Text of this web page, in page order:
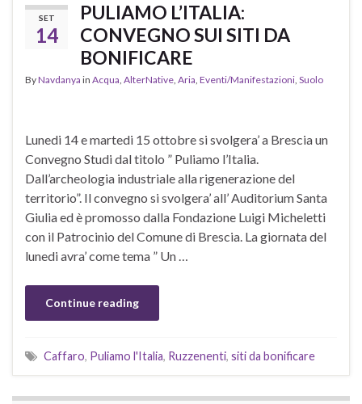
SET
14
PULIAMO L’ITALIA:
CONVEGNO SUI SITI DA
BONIFICARE
ByNavdanya in Acqua, AlterNative, Aria, Eventi/Manifestazioni, Suolo
Lunedi 14 e martedi 15 ottobre si svolgera’ a Brescia un
Convegno Studi dal titolo ” Puliamo l’Italia.
Dall’archeologia industriale alla rigenerazione del
territorio”. Il convegno si svolgera’ all’ Auditorium Santa
Giulia ed è promosso dalla Fondazione Luigi Micheletti
con il Patrocinio del Comune di Brescia. La giornata del
lunedi avra’ come tema ” Un …
Continue reading
Caffaro, Puliamo l'Italia, Ruzzenenti, siti da bonificare